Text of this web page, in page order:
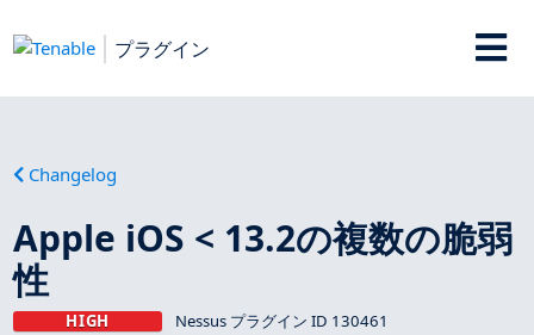
プラグイン
Changelog
Apple iOS < 13.2の複数の脆弱
性
HIGH Nessus プラグイン ID 130461